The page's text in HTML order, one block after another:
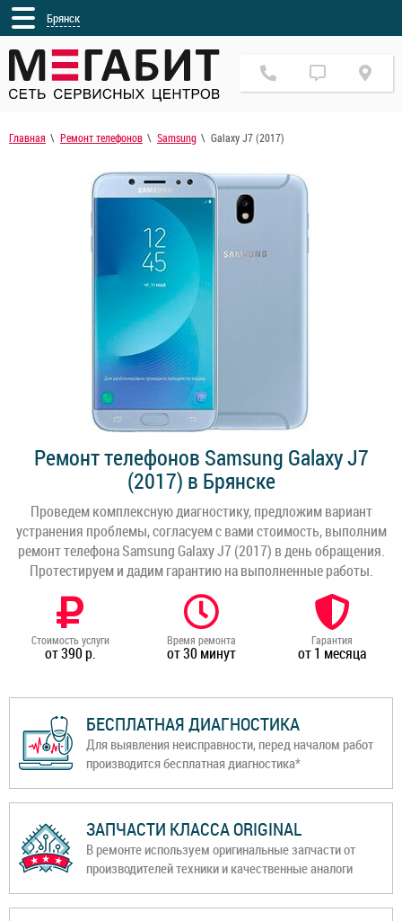
Брянск
Главная Ремонт телефонов Samsung Galaxy J7 (2017)
Ремонт телефонов Samsung Galaxy J7
(2017) в Брянске
Проведем комплексную диагностику, предложим вариант
устранения проблемы, согласуем с вами стоимость, выполним
ремонт телефона Samsung Galaxy J7 (2017) в день обращения.
Протестируем и дадим гарантию на выполненные работы.
Стоимость услуги
от 390 р.
Время ремонта
от 30 минут
Гарантия
от 1 месяца
БЕСПЛАТНАЯ ДИАГНОСТИКА
Для выявления неисправности, перед началом работ
производится бесплатная диагностика*
ЗАПЧАСТИ КЛАССА ORIGINAL
В ремонте используем оригинальные запчасти от
производителей техники и качественные аналоги